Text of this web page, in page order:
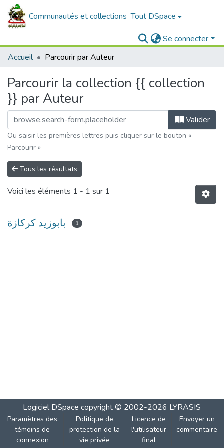
Communautés et collections Tout DSpace
Se connecter
Accueil
Parcourir par Auteur
Parcourir la collection {{ collection
}} par Auteur
Valider
Ou saisir les premières lettres puis cliquer sur le bouton «
Parcourir »
Tous les résultats
Voici les éléments 1 - 1 sur 1
بابوزيد كركازة 1
Logiciel DSpace copyright © 2002-2026 LYRASIS
Paramètres des
témoins de
connexion
Politique de
protection de la
vie privée
Licence de
l'utilisateur
final
Envoyer un
commentaire